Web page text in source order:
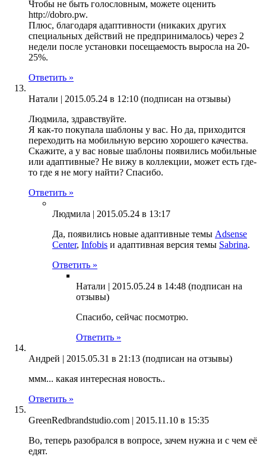
Чтобы не быть голословным, можете оценить
http://dobro.pw.
Плюс, благодаря адаптивности (никаких других
специальных действий не предпринималось) через 2
недели после установки посещаемость выросла на 20-
25%.
Ответить »
Натали | 2015.05.24 в 12:10 (подписан на отзывы)
Людмила, здравствуйте.
Я как-то покупала шаблоны у вас. Но да, приходится
переходить на мобильную версию хорошего качества.
Скажите, а у вас новые шаблоны появились мобильные
или адаптивные? Не вижу в коллекции, может есть где-
то где я не могу найти? Спасибо.
Ответить »
Людмила | 2015.05.24 в 13:17
Да, появились новые адаптивные темы Adsense
Center, Infobis и адаптивная версия темы Sabrina.
Ответить »
Натали | 2015.05.24 в 14:48 (подписан на
отзывы)
Спасибо, сейчас посмотрю.
Ответить »
Андрей | 2015.05.31 в 21:13 (подписан на отзывы)
ммм... какая интересная новость..
Ответить »
GreenRedbrandstudio.com | 2015.11.10 в 15:35
Во, теперь разобрался в вопросе, зачем нужна и с чем её
едят.